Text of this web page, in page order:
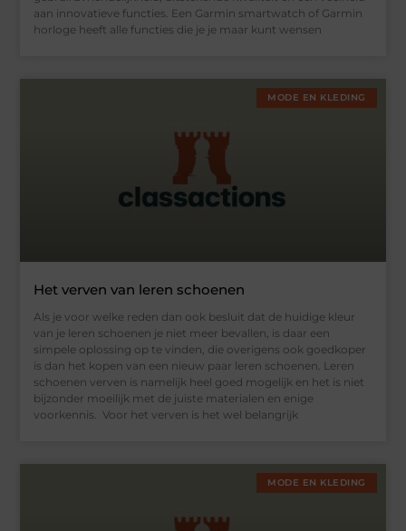
aan innovatieve functies. Een Garmin smartwatch of Garmin
horloge heeft alle functies die je je maar kunt wensen
MODE EN KLEDING
Het verven van leren schoenen
Als je voor welke reden dan ook besluit dat de huidige kleur
van je leren schoenen je niet meer bevallen, is daar een
simpele oplossing op te vinden, die overigens ook goedkoper
is dan het kopen van een nieuw paar leren schoenen. Leren
schoenen verven is namelijk heel goed mogelijk en het is niet
bijzonder moeilijk met de juiste materialen en enige
voorkennis. Voor het verven is het wel belangrijk
MODE EN KLEDING